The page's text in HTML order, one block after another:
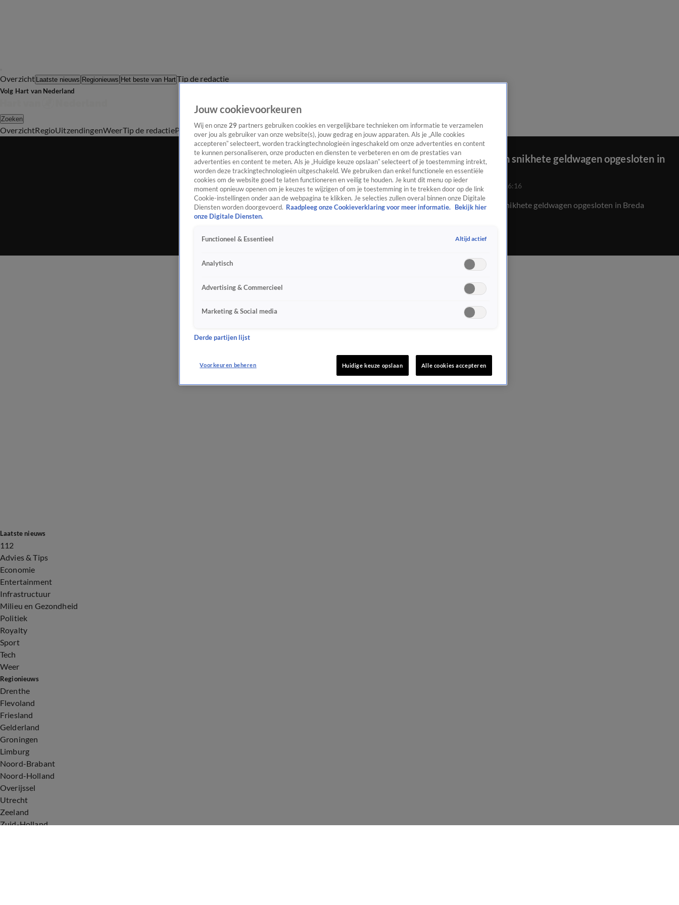
Overzicht Laatste nieuws Regionieuws Het beste van HartTip de redactie
Volg Hart van Nederland
Zoeken
OverzichtRegioUitzendingenWeerTip de redactiePanel Video's
Mannen in snikhete geldwagen opgesloten in
Breda
24 juli 2020, 16:16
Mannen in snikhete geldwagen opgesloten in Breda
Laatste nieuws
112
Advies & Tips
Economie
Entertainment
Infrastructuur
Milieu en Gezondheid
Politiek
Royalty
Sport
Tech
Weer
Regionieuws
Drenthe
Flevoland
Friesland
Gelderland
Groningen
Limburg
Noord-Brabant
Noord-Holland
Overijssel
Utrecht
Zeeland
Zuid-Holland
Jouw cookievoorkeuren
Wij en onze 29 partners gebruiken cookies en vergelijkbare technieken om informatie te verzamelen
over jou als gebruiker van onze website(s), jouw gedrag en jouw apparaten. Als je „Alle cookies
accepteren” selecteert, worden trackingtechnologieën ingeschakeld om onze advertenties en content
te kunnen personaliseren, onze producten en diensten te verbeteren en om de prestaties van
advertenties en content te meten. Als je „Huidige keuze opslaan” selecteert of je toestemming intrekt,
worden deze trackingtechnologieën uitgeschakeld. We gebruiken dan enkel functionele en essentiële
cookies om de website goed te laten functioneren en veilig te houden. Je kunt dit menu op ieder
moment opnieuw openen om je keuzes te wijzigen of om je toestemming in te trekken door op de link
Cookie-instellingen onder aan de webpagina te klikken. Je selecties zullen overal binnen onze Digitale
Diensten worden doorgevoerd. Raadpleeg onze Cookieverklaring voor meer informatie.
Bekijk hier
onze Digitale Diensten.
Functioneel & Essentieel Altijd actief
Analytisch
Advertising & Commercieel
Marketing & Social media
Derde partijen lijst
Voorkeuren beheren Huidige keuze opslaan Alle cookies accepteren